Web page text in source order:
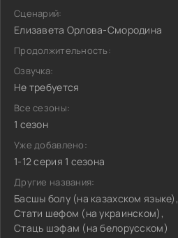
Сценарий:
Елизавета Орлова-Смородина
Продолжительность:
Озвучка:
Не требуется
Все сезоны:
1 сезон
Уже добавлено:
1-12 серия 1 сезона
Другие названия:
Басшы болу (на казахском языке),
Стати шефом (на украинском),
Стаць шэфам (на белорусском)